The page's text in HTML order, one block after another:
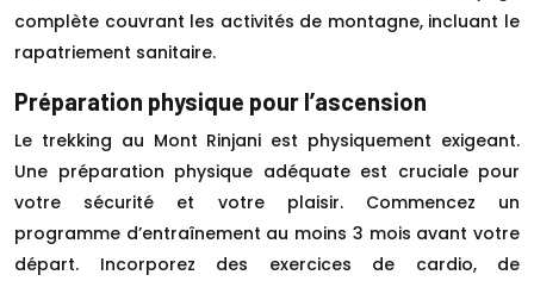
complète couvrant les activités de montagne, incluant le
rapatriement sanitaire.
Préparation physique pour l’ascension
Le trekking au Mont Rinjani est physiquement exigeant.
Une préparation physique adéquate est cruciale pour
votre sécurité et votre plaisir. Commencez un
programme d’entraînement au moins 3 mois avant votre
départ. Incorporez des exercices de cardio, de